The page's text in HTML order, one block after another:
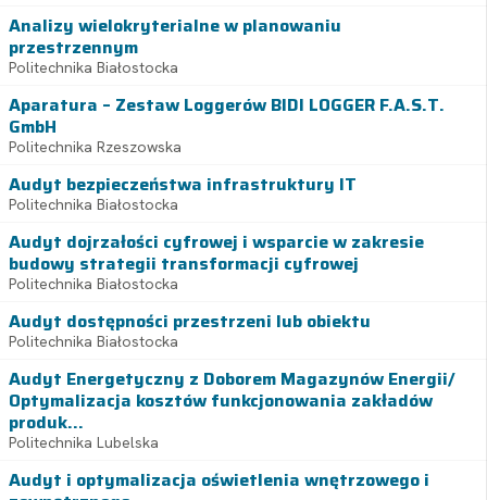
Analizy wielokryterialne w planowaniu
przestrzennym
Politechnika Białostocka
Aparatura – Zestaw Loggerów BIDI LOGGER F.A.S.T.
GmbH
Politechnika Rzeszowska
Audyt bezpieczeństwa infrastruktury IT
Politechnika Białostocka
Audyt dojrzałości cyfrowej i wsparcie w zakresie
budowy strategii transformacji cyfrowej
Politechnika Białostocka
Audyt dostępności przestrzeni lub obiektu
Politechnika Białostocka
Audyt Energetyczny z Doborem Magazynów Energii/
Optymalizacja kosztów funkcjonowania zakładów
produk...
Politechnika Lubelska
Audyt i optymalizacja oświetlenia wnętrzowego i